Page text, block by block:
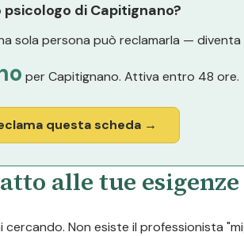
psicologo di Capitignano?
sola persona può reclamarla — diventa
per Capitignano. Attiva entro 48 ore.
questa scheda →
alle tue
Non esiste il professionista